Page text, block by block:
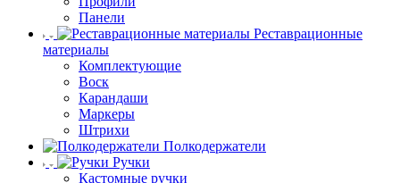
Панели
Реставрационные
материалы
Комплектующие
Воск
Карандаши
Маркеры
Штрихи
Полкодержатели
Ручки
Кастомные ручки